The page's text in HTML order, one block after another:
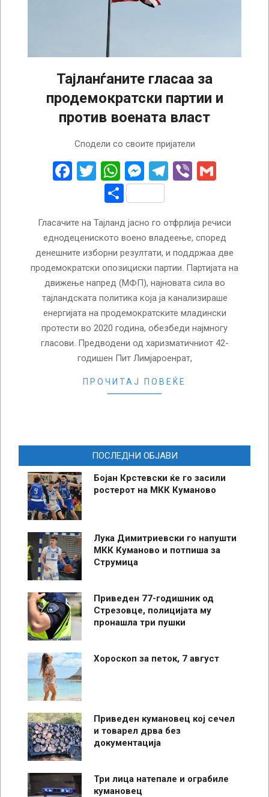
Тајланѓаните гласаа за
продемократски партии и
против воената власт
Сподели со своите пријатели
Facebook
Twitter
WhatsApp
Messenger
Telegram
Viber
Share
Гласачите на Тајланд јасно го отфрлија речиси
еднодецениското воено владеење, според
денешните изборни резултати, и поддржаа две
продемократски опозициски партии. Партијата на
движење напред (МФП), најновата сила во
тајландската политика која ја канализираше
енергијата на продемократските младински
протести во 2020 година, обезбеди најмногу
гласови. Предводени од харизматичниот 42-
годишен Пит Лимјароенрат,
ПРОЧИТАЈ ПОВЕЌЕ
ПОСЛЕДНИ ОБЈАВИ
Бојан Крстевски ќе го засили
ростерот на МКК Куманово
Лука Димитриевски го напушти
МКК Куманово и потпиша за
Струмица
Приведен 77-годишник од
Стрезовце, полицијата му
пронашла три пушки
Хороскоп за петок, 7 август
Приведен кумановец кој сечел
и товарел дрва без
документација
Три лица натепале и ограбиле
кумановец